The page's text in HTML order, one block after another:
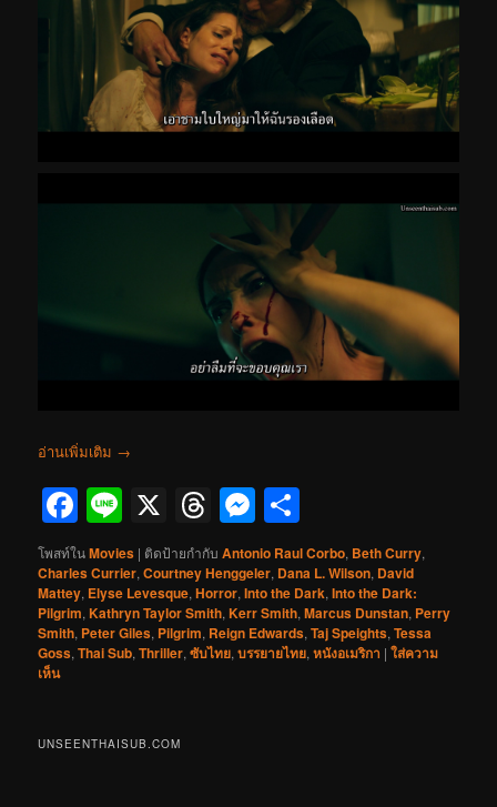
อ่านเพิ่มเติม →
Facebook
Line
X Threads
Messenger
โพสท์ในMovies | ติดป้ายกำกับ Antonio Raul Corbo, Beth Curry,
Charles Currier,Courtney Henggeler, Dana L. Wilson, David
Mattey, Elyse Levesque,Horror,Into the Dark,Into the Dark:
Pilgrim,Kathryn Taylor Smith,Kerr Smith,Marcus Dunstan, Perry
Smith, Peter Giles, Pilgrim, Reign Edwards,Taj Speights,Tessa
Goss,Thai Sub,Thriller,ซับไทย,บรรยายไทย,หนังอเมริกา |ใส่ความ
เห็น
UNSEENTHAISUB.COM